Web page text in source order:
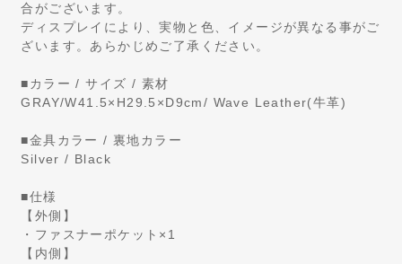
合がございます。
ディスプレイにより、実物と色、イメージが異なる事がご
ざいます。あらかじめご了承ください。
■カラー / サイズ / 素材
GRAY/W41.5×H29.5×D9cm/ Wave Leather(牛革)
■金具カラー / 裏地カラー
Silver / Black
■仕様
【外側】
・ファスナーポケット×1
【内側】